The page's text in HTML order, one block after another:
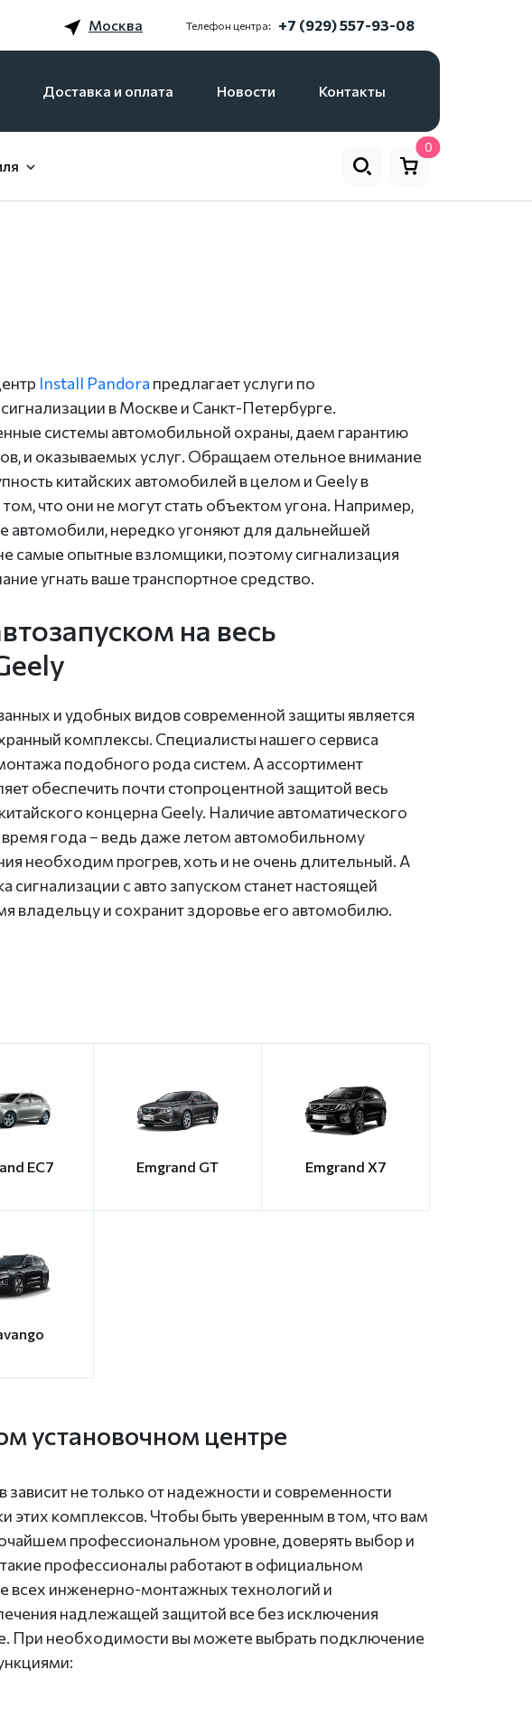
Москва Телефон центра: +7 (929) 557-93-08
Доставка и оплата Новости Контакты
0
Install Pandora предлагает услуги по
в Москве и Санкт-Петербурге.
системы автомобильной охраны, даем гарантию
и оказываемых услуг. Обращаем отельное внимание
китайских автомобилей в целом и Geely в
что они не могут стать объектом угона. Например,
автомобили, нередко угоняют для дальнейшей
самые опытные взломщики, поэтому сигнализация
угнать ваше транспортное средство.
на весь
и удобных видов современной защиты является
комплексы. Специалисты нашего сервиса
подобного рода систем. А ассортимент
обеспечить почти стопроцентной защитой весь
концерна Geely. Наличие автоматического
года – ведь даже летом автомобильному
необходим прогрев, хоть и не очень длительный. А
сигнализации с авто запуском станет настоящей
владельцу и сохранит здоровье его автомобилю.
EC7 Emgrand GT Emgrand X7
установочном центре
не только от надежности и современности
этих комплексов. Чтобы быть уверенным в том, что вам
профессиональном уровне, доверять выбор и
профессионалы работают в официальном
всех инженерно-монтажных технологий и
надлежащей защитой все без исключения
При необходимости вы можете выбрать подключение